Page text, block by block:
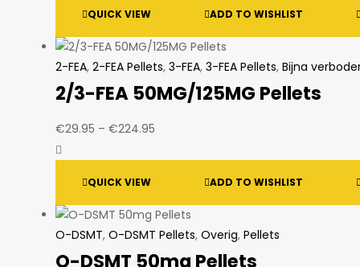
€199.95
QUICK VIEW ADD TO WISHLIST
2-FEA, 2-FEA Pellets, 3-FEA, 3-FEA Pellets, Bijna
2/3-FEA 50MG/125MG Pellets
€29.95 – €224.95
€224.95
QUICK VIEW ADD TO WISHLIST
O-DSMT, O-DSMT Pellets, Overig, Pellets
O-DSMT 50mg Pellets